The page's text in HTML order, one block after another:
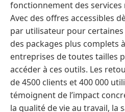
fonctionnement des services
Avec des offres accessibles
par utilisateur pour
des packages plus complets
entreprises de toutes tailles
accéder à ces outils. Les
de 4500 clients et 400 000
témoignent de l’impact
la qualité de vie au travail, la